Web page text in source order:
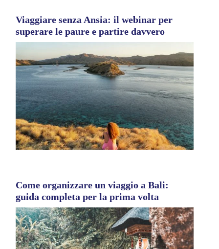
Viaggiare senza Ansia: il webinar per
superare le paure e partire davvero
Come organizzare un viaggio a Bali:
guida completa per la prima volta